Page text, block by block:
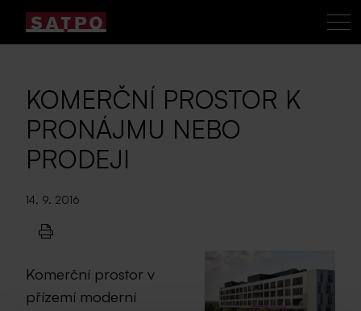
KOMERČNÍ PROSTOR K
PRONÁJMU NEBO
PRODEJI
14. 9. 2016
Komerční prostor v
přízemí moderní